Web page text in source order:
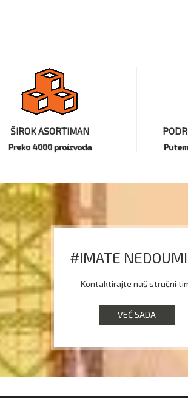
ŠIROK ASORTIMAN
Preko 4000 proizvoda
#IMATE
Kontaktirajte naš stručni
VEĆ SADA